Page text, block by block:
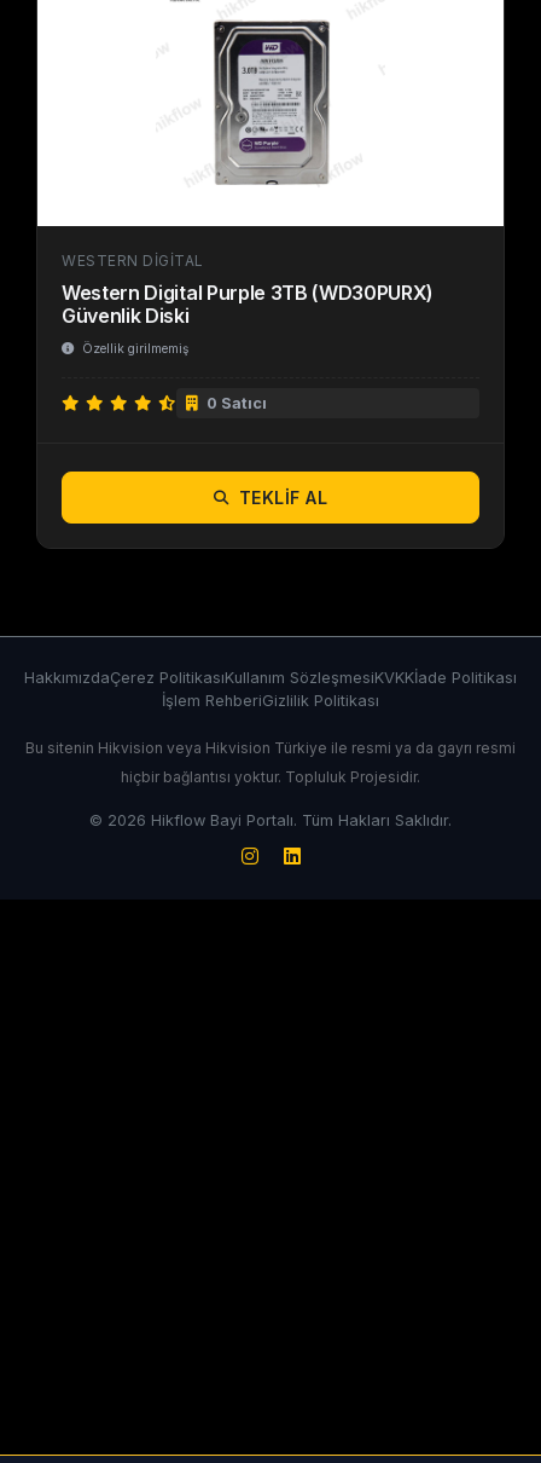
WESTERN DIGITAL
Western Digital Purple 3TB (WD30PURX)
Güvenlik Diski
Özellik girilmemiş
0 Satıcı
TEKLIF AL
HakkımızdaÇerez PolitikasıKullanım SözleşmesiKVKKİade Politikası
İşlem RehberiGizlilik Politikası
Bu sitenin Hikvision veya Hikvision Türkiye ile resmi ya da gayrı resmi
hiçbir bağlantısı yoktur. Topluluk Projesidir.
© 2026 Hikflow Bayi Portalı. Tüm Hakları Saklıdır.